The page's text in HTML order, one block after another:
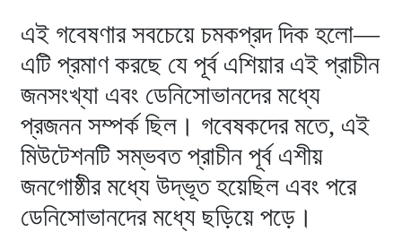
এই গবেষণার সবচেয়ে চমকপ্রদ দিক হলো—
এটি প্রমাণ করছে যে পূর্ব এশিয়ার এই প্রাচীন
জনসংখ্যা এবং ডেনিসোভানদের মধ্যে
প্রজনন সম্পর্ক ছিল। গবেষকদের মতে, এই
মিউটেশনটি সম্ভবত প্রাচীন পূর্ব এশীয়
জনগোষ্ঠীর মধ্যে উদ্ভূত হয়েছিল এবং পরে
ডেনিসোভানদের মধ্যে ছড়িয়ে পড়ে।